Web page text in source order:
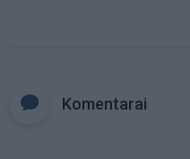
Komentarai